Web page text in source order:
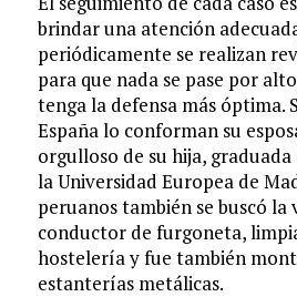
brindar una atención
periódicamente se realizan
para que nada se pase por
tenga la defensa más óptima.
España lo conforman su
orgulloso de su hija,
la Universidad Europea de
peruanos también se buscó la
conductor de furgoneta,
hostelería y fue también
estanterías metálicas.